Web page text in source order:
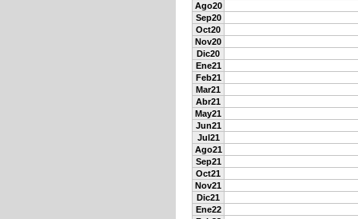
Ago20
Sep20
Oct20
Nov20
Dic20
Ene21
Feb21
Mar21
Abr21
May21
Jun21
Jul21
Ago21
Sep21
Oct21
Nov21
Dic21
Ene22